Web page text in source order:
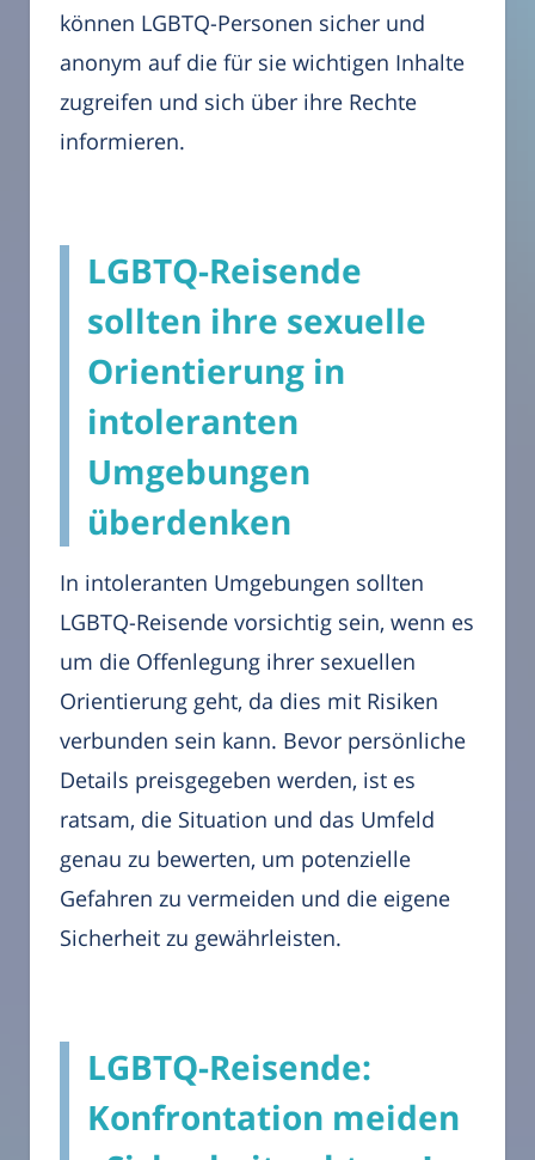
können LGBTQ-Personen sicher und
anonym auf die für sie wichtigen Inhalte
zugreifen und sich über ihre Rechte
informieren.
LGBTQ-Reisende
sollten ihre sexuelle
Orientierung in
intoleranten
Umgebungen
überdenken
In intoleranten Umgebungen sollten
LGBTQ-Reisende vorsichtig sein, wenn es
um die Offenlegung ihrer sexuellen
Orientierung geht, da dies mit Risiken
verbunden sein kann. Bevor persönliche
Details preisgegeben werden, ist es
ratsam, die Situation und das Umfeld
genau zu bewerten, um potenzielle
Gefahren zu vermeiden und die eigene
Sicherheit zu gewährleisten.
LGBTQ-Reisende:
Konfrontation meiden